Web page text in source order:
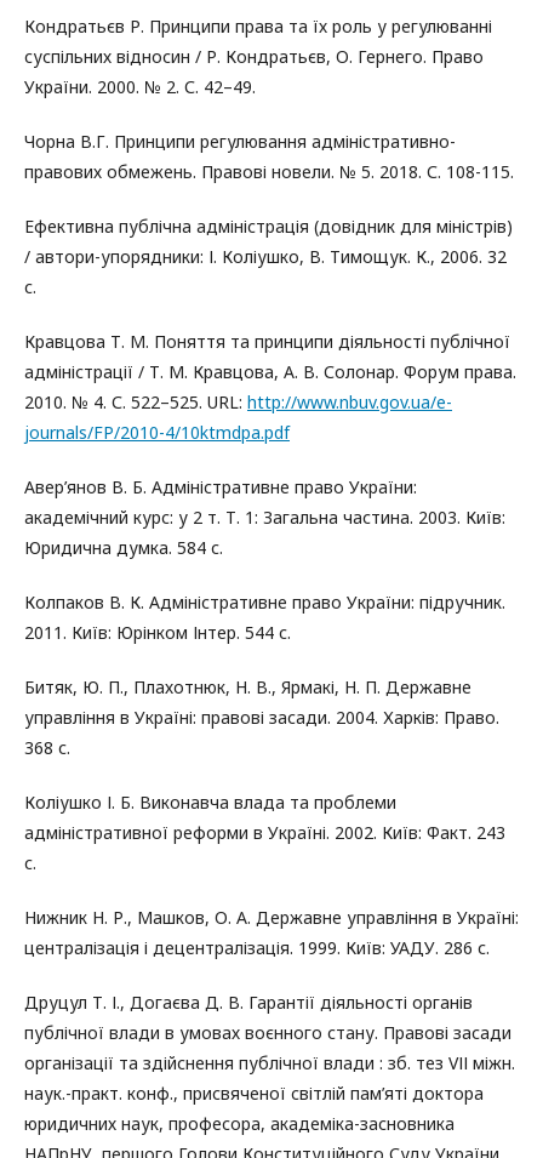
Кондратьєв Р. Принципи права та їх роль у регулюванні
суспільних відносин / Р. Кондратьєв, О. Гернего. Право
України. 2000. № 2. С. 42–49.
Чорна В.Г. Принципи регулювання адміністративно-
правових обмежень. Правові новели. № 5. 2018. С. 108-115.
Ефективна публічна адміністрація (довідник для міністрів)
/ автори-упорядники: І. Коліушко, В. Тимощук. К., 2006. 32
с.
Кравцова Т. М. Поняття та принципи діяльності публічної
адміністрації / Т. М. Кравцова, А. В. Солонар. Форум права.
2010. № 4. С. 522–525. URL: http://www.nbuv.gov.ua/e-
journals/FP/2010-4/10ktmdpa.pdf
Авер’янов В. Б. Адміністративне право України:
академічний курс: у 2 т. Т. 1: Загальна частина. 2003. Київ:
Юридична думка. 584 с.
Колпаков В. К. Адміністративне право України: підручник.
2011. Київ: Юрінком Інтер. 544 с.
Битяк, Ю. П., Плахотнюк, Н. В., Ярмакі, Н. П. Державне
управління в Україні: правові засади. 2004. Харків: Право.
368 с.
Коліушко І. Б. Виконавча влада та проблеми
адміністративної реформи в Україні. 2002. Київ: Факт. 243
с.
Нижник Н. Р., Машков, О. А. Державне управління в Україні:
централізація і децентралізація. 1999. Київ: УАДУ. 286 с.
Друцул Т. І., Догаєва Д. В. Гарантії діяльності органів
публічної влади в умовах воєнного стану. Правові засади
організації та здійснення публічної влади : зб. тез VІІ міжн.
наук.-практ. конф., присвяченої світлій пам’яті доктора
юридичних наук, професора, академіка-засновника